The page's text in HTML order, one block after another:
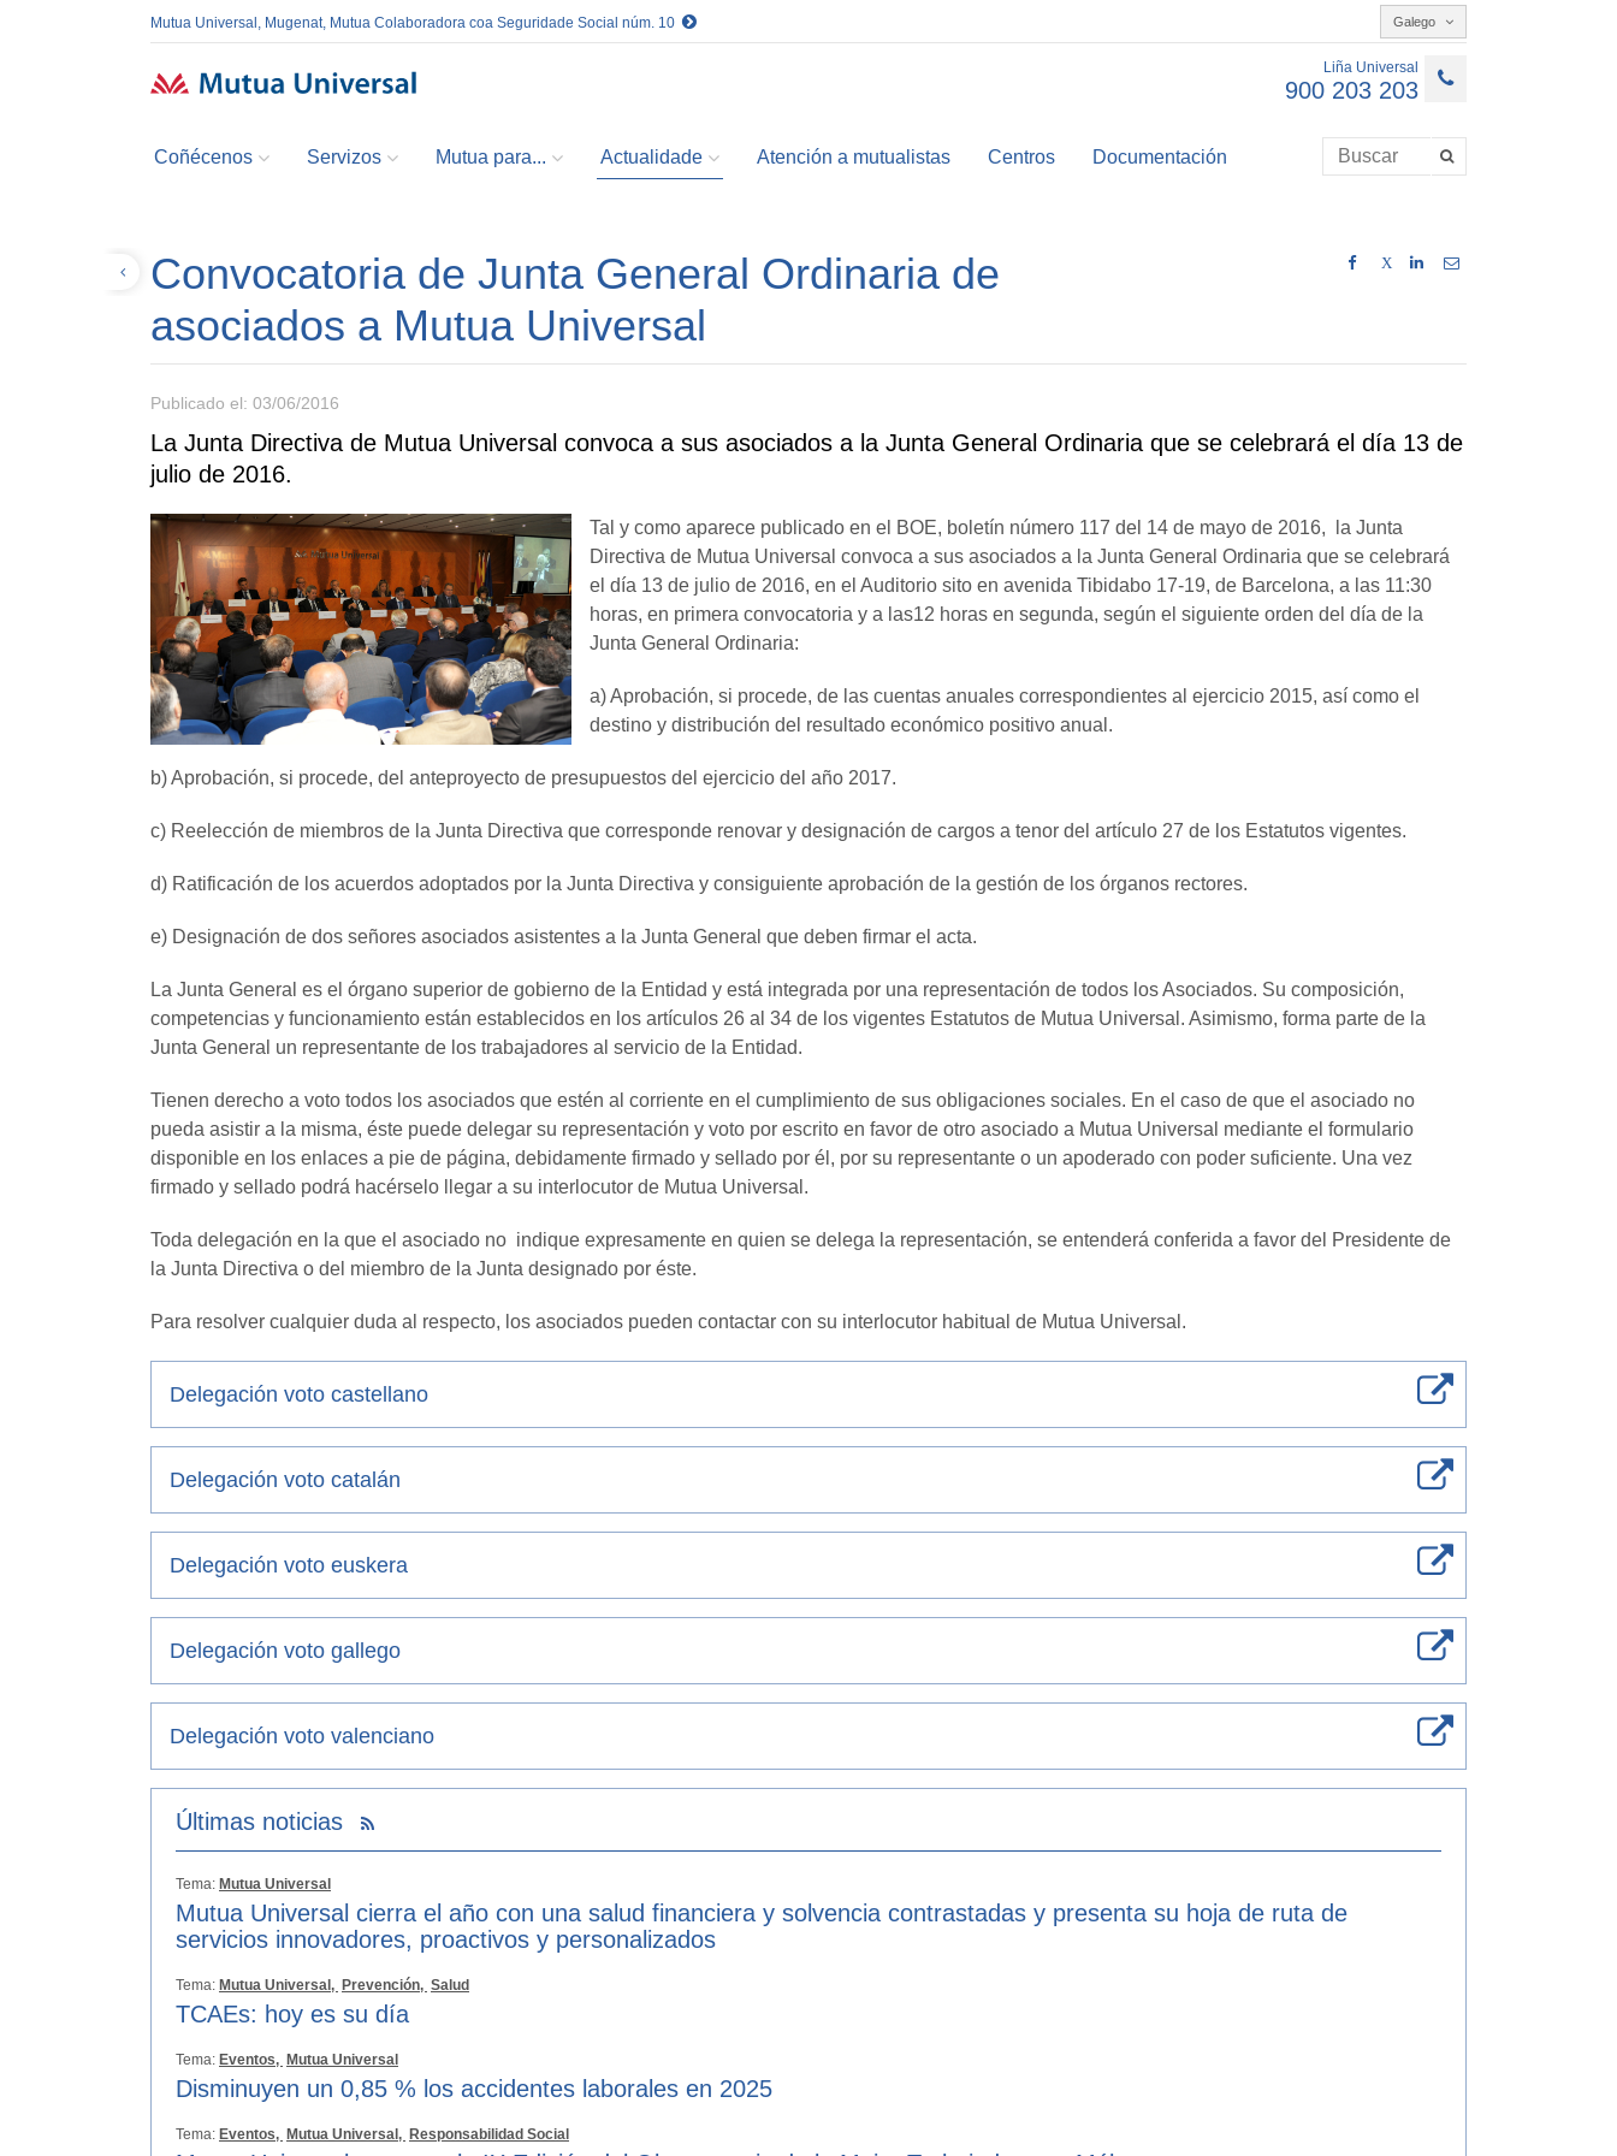
Mutua Universal, Mugenat, Mutua Colaboradora coa Seguridade Social núm. 10 Galego
Liña Universal
900 203 203
Coñécenos Servizos Mutua para... Actualidade Atención a mutualistas Centros Documentación
X
Convocatoria de Junta General Ordinaria de
asociados a Mutua Universal
Publicado el: 03/06/2016
La Junta Directiva de Mutua Universal convoca a sus asociados a la Junta General Ordinaria que se celebrará el día 13 de
julio de 2016.
Tal y como aparece publicado en el BOE, boletín número 117 del 14 de mayo de 2016, la Junta
Directiva de Mutua Universal convoca a sus asociados a la Junta General Ordinaria que se celebrará
el día 13 de julio de 2016, en el Auditorio sito en avenida Tibidabo 17-19, de Barcelona, a las 11:30
horas, en primera convocatoria y a las12 horas en segunda, según el siguiente orden del día de la
Junta General Ordinaria:
a) Aprobación, si procede, de las cuentas anuales correspondientes al ejercicio 2015, así como el
destino y distribución del resultado económico positivo anual.
b) Aprobación, si procede, del anteproyecto de presupuestos del ejercicio del año 2017.
c) Reelección de miembros de la Junta Directiva que corresponde renovar y designación de cargos a tenor del artículo 27 de los Estatutos vigentes.
d) Ratificación de los acuerdos adoptados por la Junta Directiva y consiguiente aprobación de la gestión de los órganos rectores.
e) Designación de dos señores asociados asistentes a la Junta General que deben firmar el acta.
La Junta General es el órgano superior de gobierno de la Entidad y está integrada por una representación de todos los Asociados. Su composición,
competencias y funcionamiento están establecidos en los artículos 26 al 34 de los vigentes Estatutos de Mutua Universal. Asimismo, forma parte de la
Junta General un representante de los trabajadores al servicio de la Entidad.
Tienen derecho a voto todos los asociados que estén al corriente en el cumplimiento de sus obligaciones sociales. En el caso de que el asociado no
pueda asistir a la misma, éste puede delegar su representación y voto por escrito en favor de otro asociado a Mutua Universal mediante el formulario
disponible en los enlaces a pie de página, debidamente firmado y sellado por él, por su representante o un apoderado con poder suficiente. Una vez
firmado y sellado podrá hacérselo llegar a su interlocutor de Mutua Universal.
Toda delegación en la que el asociado no indique expresamente en quien se delega la representación, se entenderá conferida a favor del Presidente de
la Junta Directiva o del miembro de la Junta designado por éste.
Para resolver cualquier duda al respecto, los asociados pueden contactar con su interlocutor habitual de Mutua Universal.
Delegación voto castellano
Delegación voto catalán
Delegación voto euskera
Delegación voto gallego
Delegación voto valenciano
Últimas noticias
Tema: Mutua Universal
Mutua Universal cierra el año con una salud financiera y solvencia contrastadas y presenta su hoja de ruta de
servicios innovadores, proactivos y personalizados
Tema: Mutua Universal, Prevención, Salud
TCAEs: hoy es su día
Tema: Eventos, Mutua Universal
Disminuyen un 0,85 % los accidentes laborales en 2025
Tema: Eventos, Mutua Universal, Responsabilidad Social